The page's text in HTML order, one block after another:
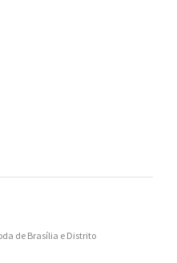
de Brasília e Distrito